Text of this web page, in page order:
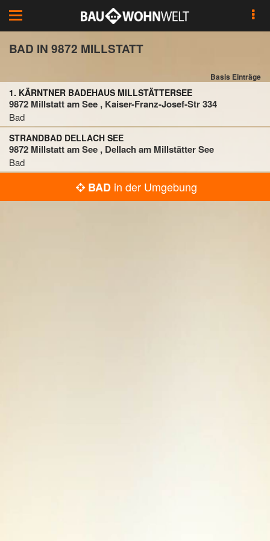
Toggle
navigation
BAD IN 9872 MILLSTATT
Basis Einträge
1. KÄRNTNER BADEHAUS MILLSTÄTTERSEE
9872 Millstatt am See , Kaiser-Franz-Josef-Str 334
Bad
STRANDBAD DELLACH SEE
9872 Millstatt am See , Dellach am Millstätter See
Bad
BADin der Umgebung